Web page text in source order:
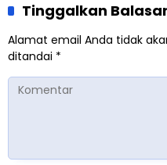
Tinggalkan
Alamat email Anda tidak
ditandai *